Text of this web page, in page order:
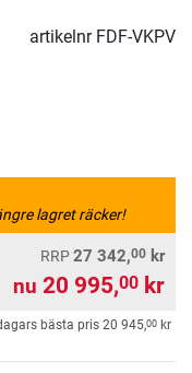
artikelnr FDF-VKPV
lagret räcker!
RRP27 342,00 kr
nu 20 995,00 kr
bästa pris 20 945,00 kr